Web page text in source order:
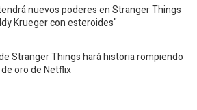
nuevos poderes en Stranger Things
Krueger con esteroides"
Stranger Things hará historia rompiendo
oro de Netflix